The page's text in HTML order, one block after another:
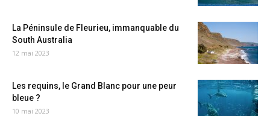
La Péninsule de Fleurieu, immanquable du
South Australia
12 mai 2023
Les requins, le Grand Blanc pour une peur
bleue ?
10 mai 2023